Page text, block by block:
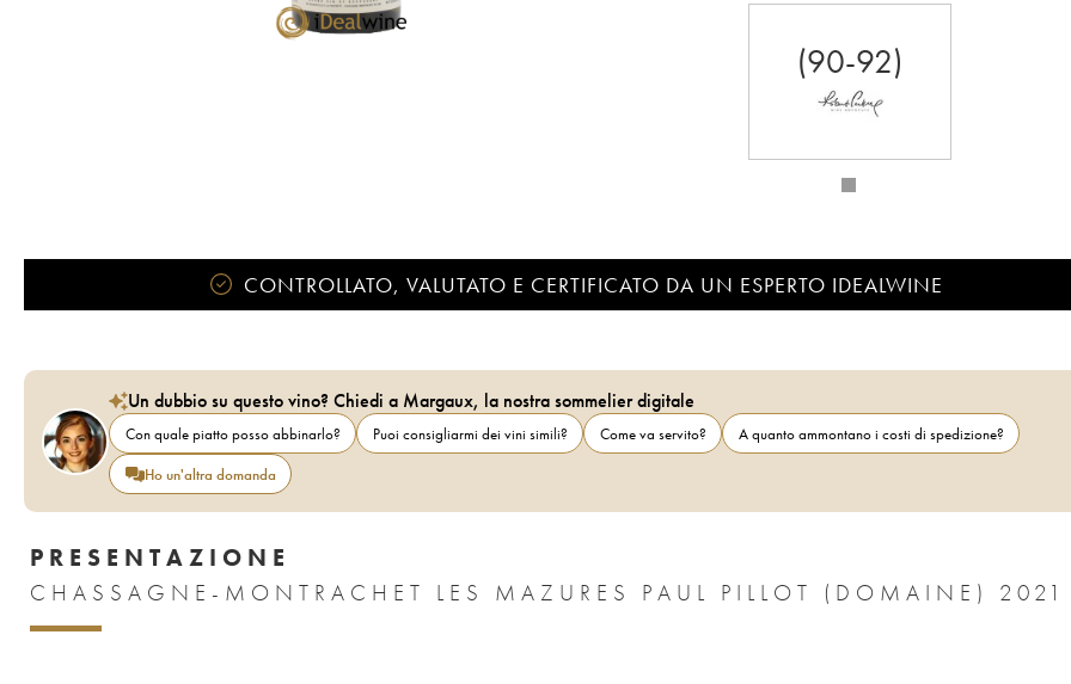
(90-92)
CONTROLLATO, VALUTATO E CERTIFICATO DA UN ESPERTO IDEALWINE
Un dubbio su questo vino? Chiedi a Margaux, la nostra sommelier digitale
Con quale piatto posso abbinarlo? Puoi consigliarmi dei vini simili? Come va servito?
A quanto ammontano i costi di spedizione?
Ho un'altra domanda
PRESENTAZIONE
CHASSAGNE-MONTRACHET LES MAZURES PAUL PILLOT (DOMAINE) 2021